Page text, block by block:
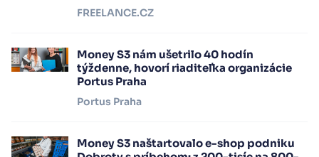
FREELANCE.CZ
Money S3 nám ušetrilo 40 hodín
týždenne, hovorí riaditeľka organizácie
Portus Praha
Portus Praha
Money S3 naštartovalo e-shop podniku